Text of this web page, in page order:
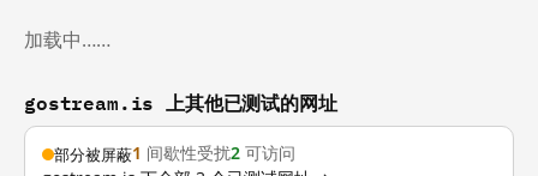
加载中……
gostream.is 上其他已测试的网址
部分被屏蔽1 间歇性受扰2 可访问